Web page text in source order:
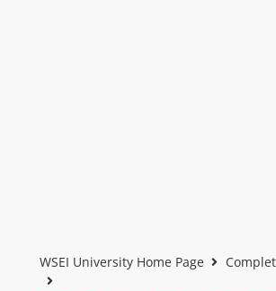
WSEI University Home Page